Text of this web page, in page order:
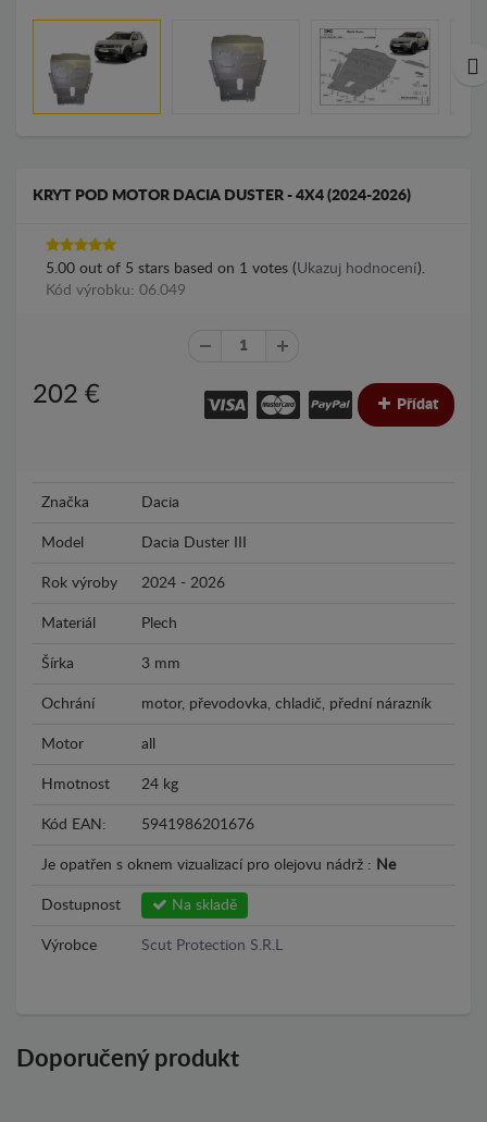
KRYT POD MOTOR DACIA DUSTER - 4X4 (2024-2026)
5.00 out of 5 stars based on 1 votes (Ukazuj hodnocení).
Kód výrobku: 06.049
202 € Přídat
Značka Dacia
Model Dacia Duster III
Rok výroby 2024 - 2026
Materiál Plech
Šírka 3 mm
Ochrání motor, převodovka, chladič, přední nárazník
Motor all
Hmotnost 24 kg
Kód EAN: 5941986201676
Je opatřen s oknem vizualizací pro olejovu nádrž : Ne
Dostupnost Na skladě
Výrobce Scut Protection S.R.L
Doporučený produkt